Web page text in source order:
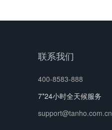
联系我们
400-8583-888
7*24小时全天候服务
support@tanho.com.cn